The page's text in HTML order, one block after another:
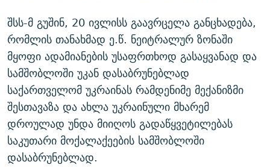
შსს-მ გუშინ, 20 ივლისს გაავრცელა განცხადება,
რომლის თანახმად ე.წ. ნეიტრალურ ზონაში
მყოფი ადამიანების უსაფრთხოდ გასაყვანად და
სამშობლოში უკან დასაბრუნებლად
საქართველომ უკრაინას რამდენიმე მექანიზმი
შესთავაზა და ახლა უკრაინული მხარემ
დროულად უნდა მიიღოს გადაწყვეტილებას
საკუთარი მოქალაქეების სამშობლოში
დასაბრუნებლად.